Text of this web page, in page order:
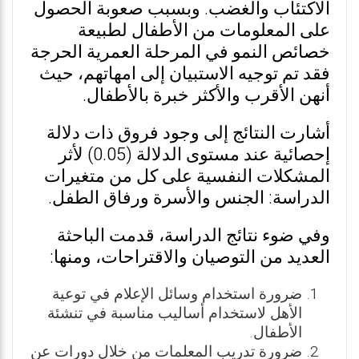
الاكتئاب والغضب. وبسبب صعوبة الحصول
على المعلومات من الأطفال لطبيعة
خصائص النمو في المرحلة العمرية الحرجة
فقد تم توجيه الاستبيان إلى امهاتهم، حيث
أنهن الأقرب والأكثر خبرة بالأطفال.
أشارت النتائج إلى وجود فروق ذات دلالة
إحصائية عند مستوى الدلالة (0.05) لأثر
المشكلات النفسية على كل من متغيرات
الدراسة: الجنس والأسرة ورفاق الطفل.
وفي ضوء نتائج الدراسة، قدمت الباحثة
العديد من التوصيان والاقتراحات، ومنها:
ضرورة استخدام وسائل الإعلام في توعية
الأهل لاستخدام أساليب مناسبة في تنشئة
الأطفال.
ضرورة تدريب المعلمات من خلال دورات عن